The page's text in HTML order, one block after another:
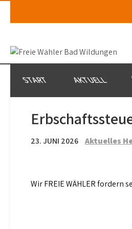
START AKTUELL
23. JUNI 2026 Aktuelles
Wir FREIE WÄHLER